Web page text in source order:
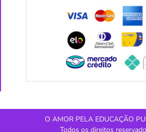
O AMOR PELA EDUCAÇÃO
Todos os direitos